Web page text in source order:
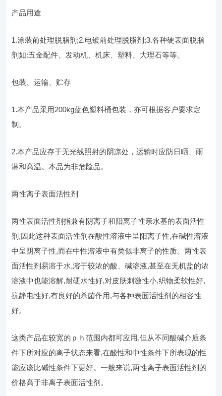
产品用途
1.涂装前处理脱脂剂;2.电镀前处理脱脂剂;3.各种硬表面脱脂
剂如:五金配件、发动机、机床、塑料、大理石等等。
包装、运输、贮存
1.本产品采用200kg蓝色塑料桶包装，亦可根据客户要求定
制。
2.本产品应存于无光线照射的阴凉处，运输时应防日晒、雨
淋和高温。本品为非危险品。
两性离子表面活性剂
两性表面活性剂指兼有阴离子和阳离子性亲水基的表面活性
剂,因此这种表面活性剂在酸性溶液中呈阳离子性,在碱性溶液
中呈阴离子性,而在中性溶液中有类似非离子的性质。两性表
面活性剂易溶于水,溶于较浓的酸、碱溶液,甚至在无机盐的浓
溶液中也能溶解,耐硬水性好,对皮肤刺激性小,织物柔软性好,
抗静电性好,有良好的杀菌作用,与各种表面活性剂的相容性
好。
这类产品在较宽的ｐｈ范围内都可应用,但从不同酸碱介质条
件下所对应的离子状态来看,在酸性和中性条件下所表现的性
能应该比碱性条件下更好。一般来说,两性离子表面活性剂的
价格高于非离子表面活性剂。